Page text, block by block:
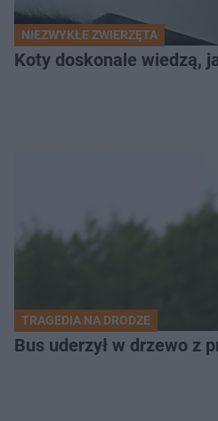
NIEZWYKŁE ZWIERZĘTA
Koty doskonale wiedzą,
TRAGEDIA NA DRODZE
Bus uderzył w drzewo z